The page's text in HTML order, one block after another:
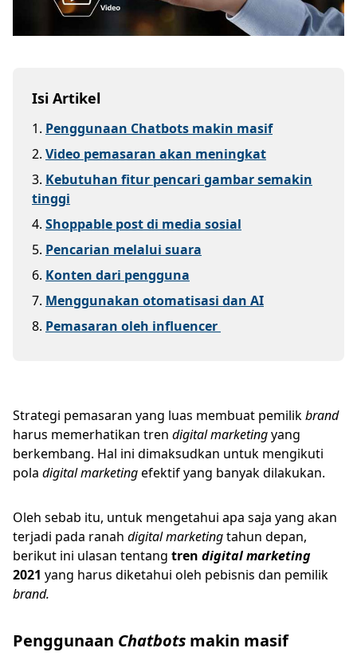
Isi Artikel
1. Penggunaan Chatbots makin masif
2. Video pemasaran akan meningkat
3. Kebutuhan fitur pencari gambar semakin
tinggi
4. Shoppable post di media sosial
5. Pencarian melalui suara
6. Konten dari pengguna
7. Menggunakan otomatisasi dan AI
8. Pemasaran oleh influencer
Strategi pemasaran yang luas membuat pemilikbrand
harus memerhatikan tren digital marketingyang
berkembang. Hal ini dimaksudkan untuk mengikuti
pola digital marketingefektif yang banyak dilakukan.
Oleh sebab itu, untuk mengetahui apa saja yang akan
terjadi pada ranah digital marketingtahun depan,
berikut ini ulasan tentang tren digital marketing
2021 yang harus diketahui oleh pebisnis dan pemilik
brand.
Penggunaan Chatbots makin masif